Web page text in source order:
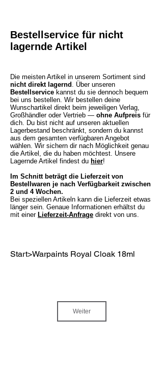
Bestellservice für nicht
lagernde Artikel
Die meisten Artikel in unserem Sortiment sind
nicht direkt lagernd
. Über unseren
Bestellservice kannst du sie dennoch bequem
bei uns bestellen. Wir bestellen deine
Wunschartikel direkt beim jeweiligen Verlag,
Großhändler oder Vertrieb — ohne Aufpreis für
dich. Du bist nicht auf unseren aktuellen
Lagerbestand beschränkt, sondern du kannst
aus dem gesamten verfügbaren Angebot
wählen. Wir sichern dir nach Möglichkeit genau
die Artikel, die du haben möchtest. Unsere
Lagernde Artikel findest du hier!​
Im Schnitt beträgt die Lieferzeit von
Bestellwaren je nach Verfügbarkeit zwischen
2 und 4 Wochen.
Bei speziellen Artikeln kann die Lieferzeit etwas
länger sein. Genaue Informationen erhältst du
mit einer Lieferzeit-Anfrage direkt von uns.
Start>Warpaints Royal Cloak 18ml
Weiter